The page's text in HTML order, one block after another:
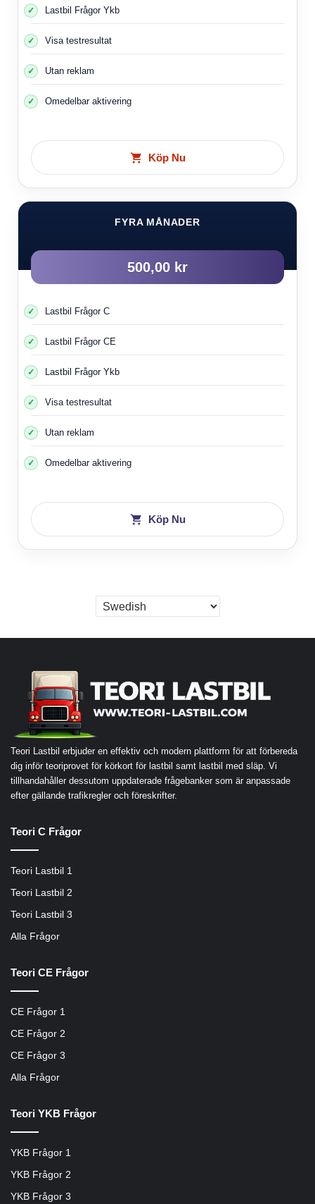
Lastbil Frågor Ykb
Visa testresultat
Utan reklam
Omedelbar aktivering
Köp Nu
FYRA MÅNADER
500,00 kr
Lastbil Frågor C
Lastbil Frågor CE
Lastbil Frågor Ykb
Visa testresultat
Utan reklam
Omedelbar aktivering
Köp Nu
Teori Lastbil erbjuder en effektiv och modern plattform för att förbereda
dig inför teoriprovet för körkort för lastbil samt lastbil med släp. Vi
tillhandahåller dessutom uppdaterade frågebanker som är anpassade
efter gällande trafikregler och föreskrifter.
Teori C Frågor
Teori Lastbil 1
Teori Lastbil 2
Teori Lastbil 3
Alla Frågor
Teori CE Frågor
CE Frågor 1
CE Frågor 2
CE Frågor 3
Alla Frågor
Teori YKB Frågor
YKB Frågor 1
YKB Frågor 2
YKB Frågor 3